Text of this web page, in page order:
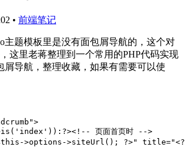
• 前端笔记
主题模板里是没有面包屑导航的，这个对
这里老蒋整理到一个常用的PHP代码实现
屑导航，整理收藏，如果有需要可以使
页面首页时 -->
>options->siteUrl(); ?>"